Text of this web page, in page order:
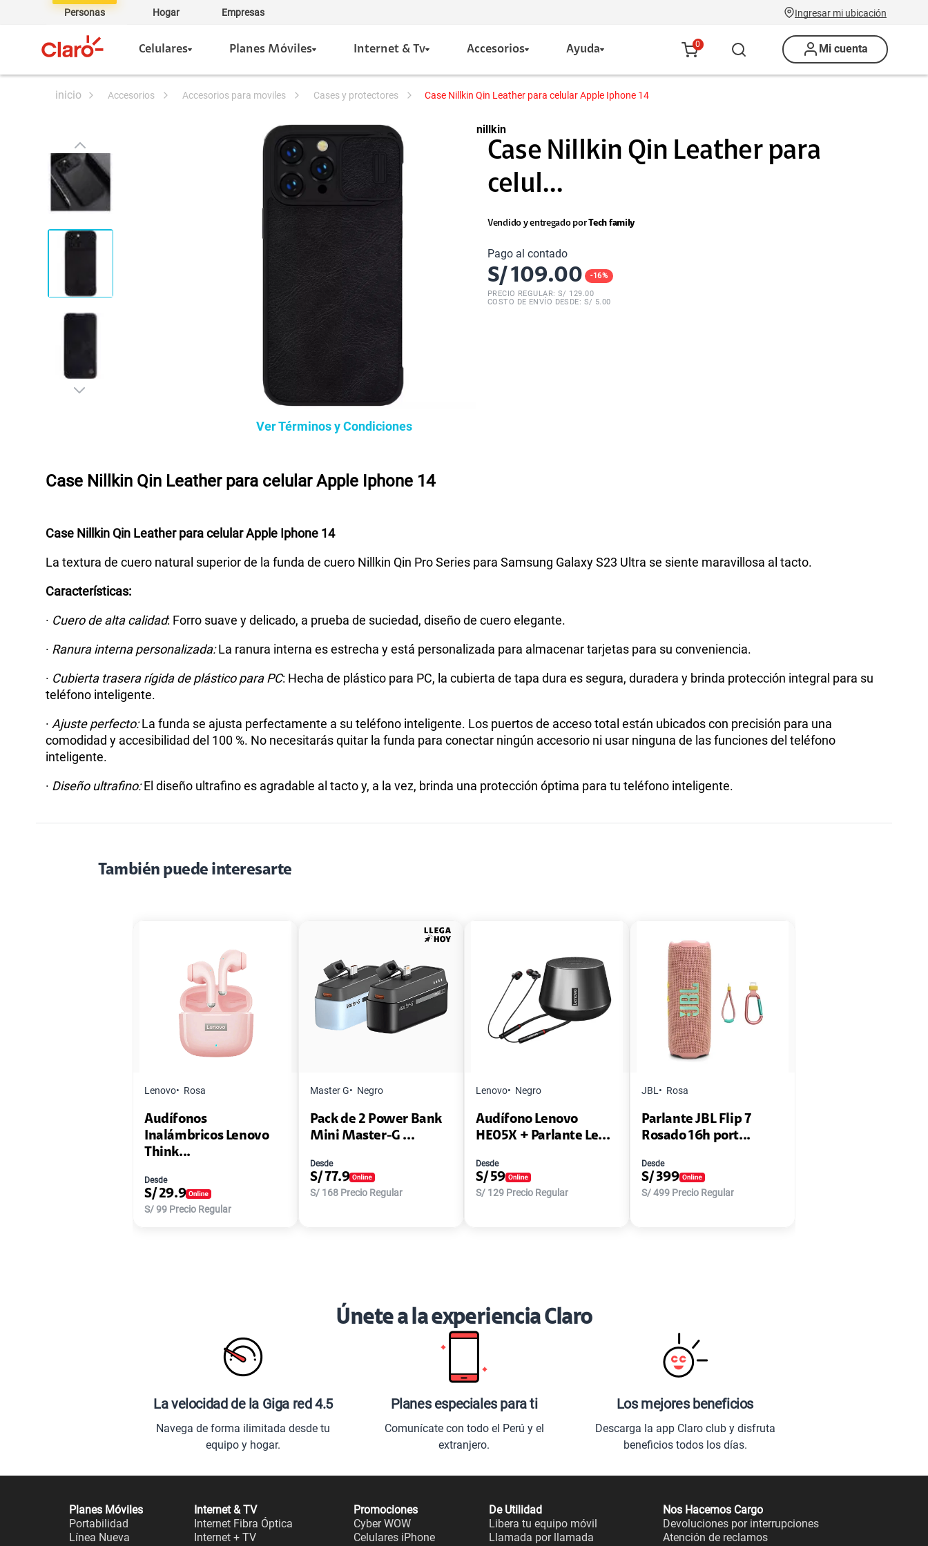
Personas Hogar Empresas Ingresar mi ubicación
Celulares Planes Móviles Internet & Tv Accesorios Ayuda 0 Mi cuenta
accesorios accesorios para moviles cases y protectores Case Nillkin Qin Leather para celular Apple Iphone 14
Ver Términos y Condiciones
nillkin
Case Nillkin Qin Leather para
celul...
Vendido y entregado por Tech family
Pago al contado
S/109.00 -16%
PRECIO REGULAR: S/ 129.00
COSTO DE ENVÍO DESDE: S/ 5.00
Case Nillkin Qin Leather para celular Apple Iphone 14
Case Nillkin Qin Leather para celular Apple Iphone 14
La textura de cuero natural superior de la funda de cuero Nillkin Qin Pro Series para Samsung Galaxy S23 Ultra se siente maravillosa al tacto.
Características:
· Cuero de alta calidad: Forro suave y delicado, a prueba de suciedad, diseño de cuero elegante.
· Ranura interna personalizada:La ranura interna es estrecha y está personalizada para almacenar tarjetas para su conveniencia.
· Cubierta trasera rígida de plástico para PC: Hecha de plástico para PC, la cubierta de tapa dura es segura, duradera y brinda protección integral para su
teléfono inteligente.
· Ajuste perfecto:La funda se ajusta perfectamente a su teléfono inteligente. Los puertos de acceso total están ubicados con precisión para una
comodidad y accesibilidad del 100 %. No necesitarás quitar la funda para conectar ningún accesorio ni usar ninguna de las funciones del teléfono
inteligente.
· Diseño ultrafino:El diseño ultrafino es agradable al tacto y, a la vez, brinda una protección óptima para tu teléfono inteligente.
También puede interesarte
Lenovo Rosa
Audífonos
Inalámbricos Lenovo
Think...
Desde
S/ 29.9
S/99 Precio Regular
Master G Negro
Pack de 2 Power Bank
Mini Master-G ...
Desde
S/77.9
S/ 168 Precio Regular
Lenovo Negro
Audífono Lenovo
HE05X + Parlante Le...
Desde
S/ 59
S/ 129 Precio Regular
JBL Rosa
Parlante JBL Flip 7
Rosado 16h port...
Desde
S/ 399
S/499 Precio Regular
Únete a la experiencia Claro
La velocidad de la Giga red 4.5
Navega de forma ilimitada desde tu
equipo y hogar.
Planes especiales para ti
Comunícate con todo el Perú y el
extranjero.
Los mejores beneficios
Descarga la app Claro club y disfruta
beneficios todos los días.
Planes Móviles
Portabilidad
Línea Nueva
Internet & TV
Internet Fibra Óptica
Internet + TV
Promociones
Cyber WOW
Celulares iPhone
De Utilidad
Libera tu equipo móvil
Llamada por llamada
Nos Hacemos Cargo
Devoluciones por interrupciones
Atención de reclamos